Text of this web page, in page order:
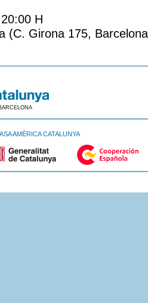
H
(C. Girona 175,
AMÈRICA CATALUNYA